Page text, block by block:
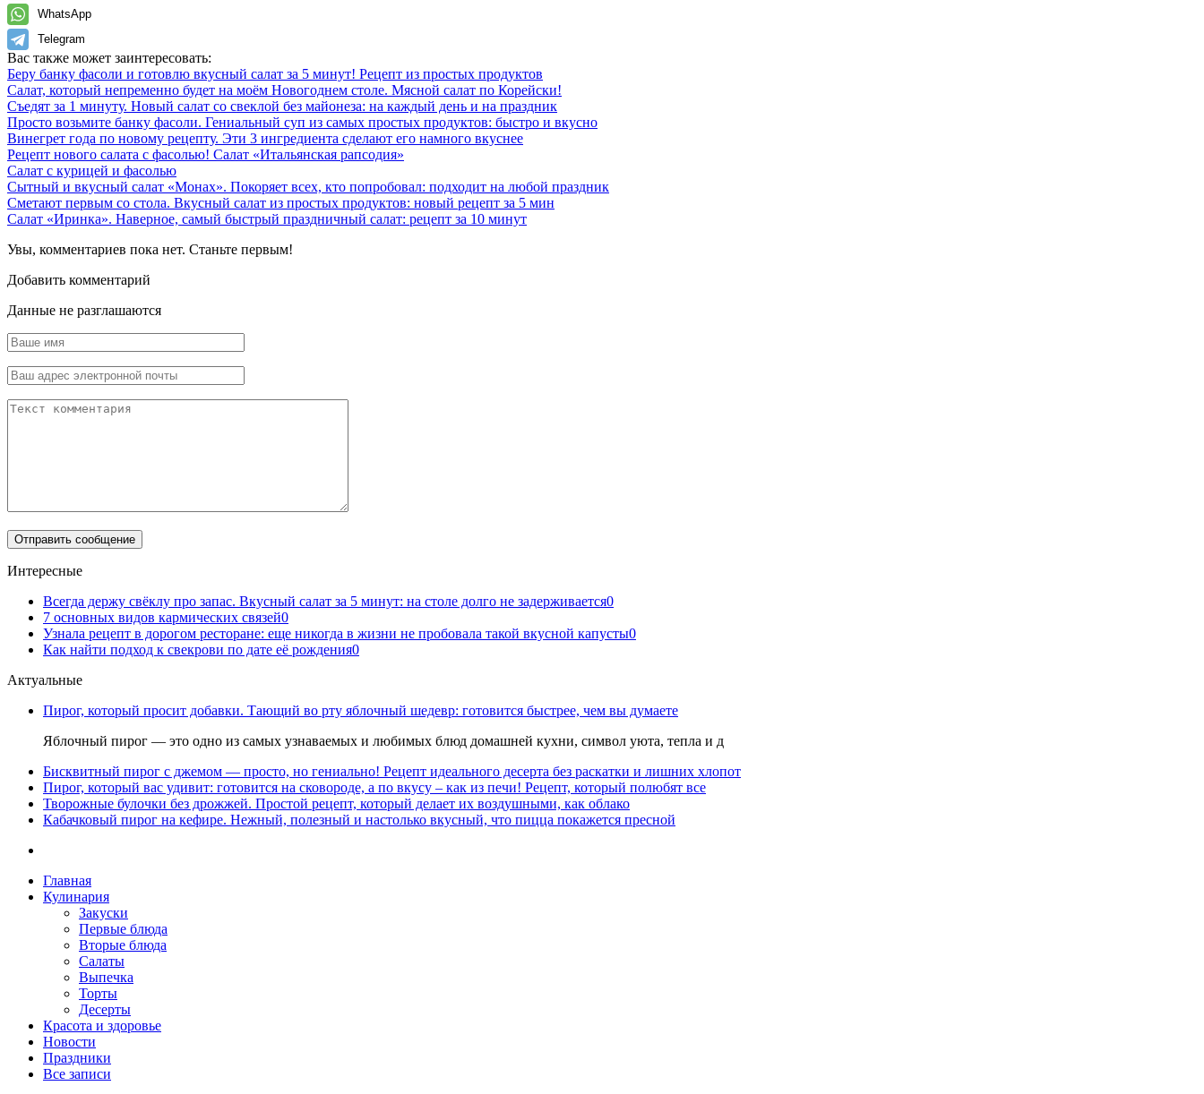
WhatsApp
Telegram
Вас также может заинтересовать:
Беру банку фасоли и готовлю вкусный салат за 5 минут! Рецепт из простых продуктов
Салат, который непременно будет на моём Новогоднем столе. Мясной салат по Корейски!
Съедят за 1 минуту. Новый салат со свеклой без майонеза: на каждый день и на праздник
Просто возьмите банку фасоли. Гениальный суп из самых простых продуктов: быстро и вкусно
Винегрет года по новому рецепту. Эти 3 ингредиента сделают его намного вкуснее
Рецепт нового салата с фасолью! Салат «Итальянская рапсодия»
Салат с курицей и фасолью
Сытный и вкусный салат «Монах». Покоряет всех, кто попробовал: подходит на любой праздник
Сметают первым со стола. Вкусный салат из простых продуктов: новый рецепт за 5 мин
Салат «Иринка». Наверное, самый быстрый праздничный салат: рецепт за 10 минут
Увы, комментариев пока нет. Станьте первым!
Добавить комментарий
Данные не разглашаются
Интересные
Всегда держу свёклу про запас. Вкусный салат за 5 минут: на столе долго не задерживается0
7 основных видов кармических связей0
Узнала рецепт в дорогом ресторане: еще никогда в жизни не пробовала такой вкусной капусты0
Как найти подход к свекрови по дате её рождения0
Актуальные
Пирог, который просит добавки. Тающий во рту яблочный шедевр: готовится быстрее, чем вы думаете
Яблочный пирог — это одно из самых узнаваемых и любимых блюд домашней кухни, символ уюта, тепла и д
Бисквитный пирог с джемом — просто, но гениально! Рецепт идеального десерта без раскатки и лишних хлопот
Пирог, который вас удивит: готовится на сковороде, а по вкусу – как из печи! Рецепт, который полюбят все
Творожные булочки без дрожжей. Простой рецепт, который делает их воздушными, как облако
Кабачковый пирог на кефире. Нежный, полезный и настолько вкусный, что пицца покажется пресной
Главная
Кулинария
Закуски
Первые блюда
Вторые блюда
Салаты
Выпечка
Торты
Десерты
Красота и здоровье
Новости
Праздники
Все записи